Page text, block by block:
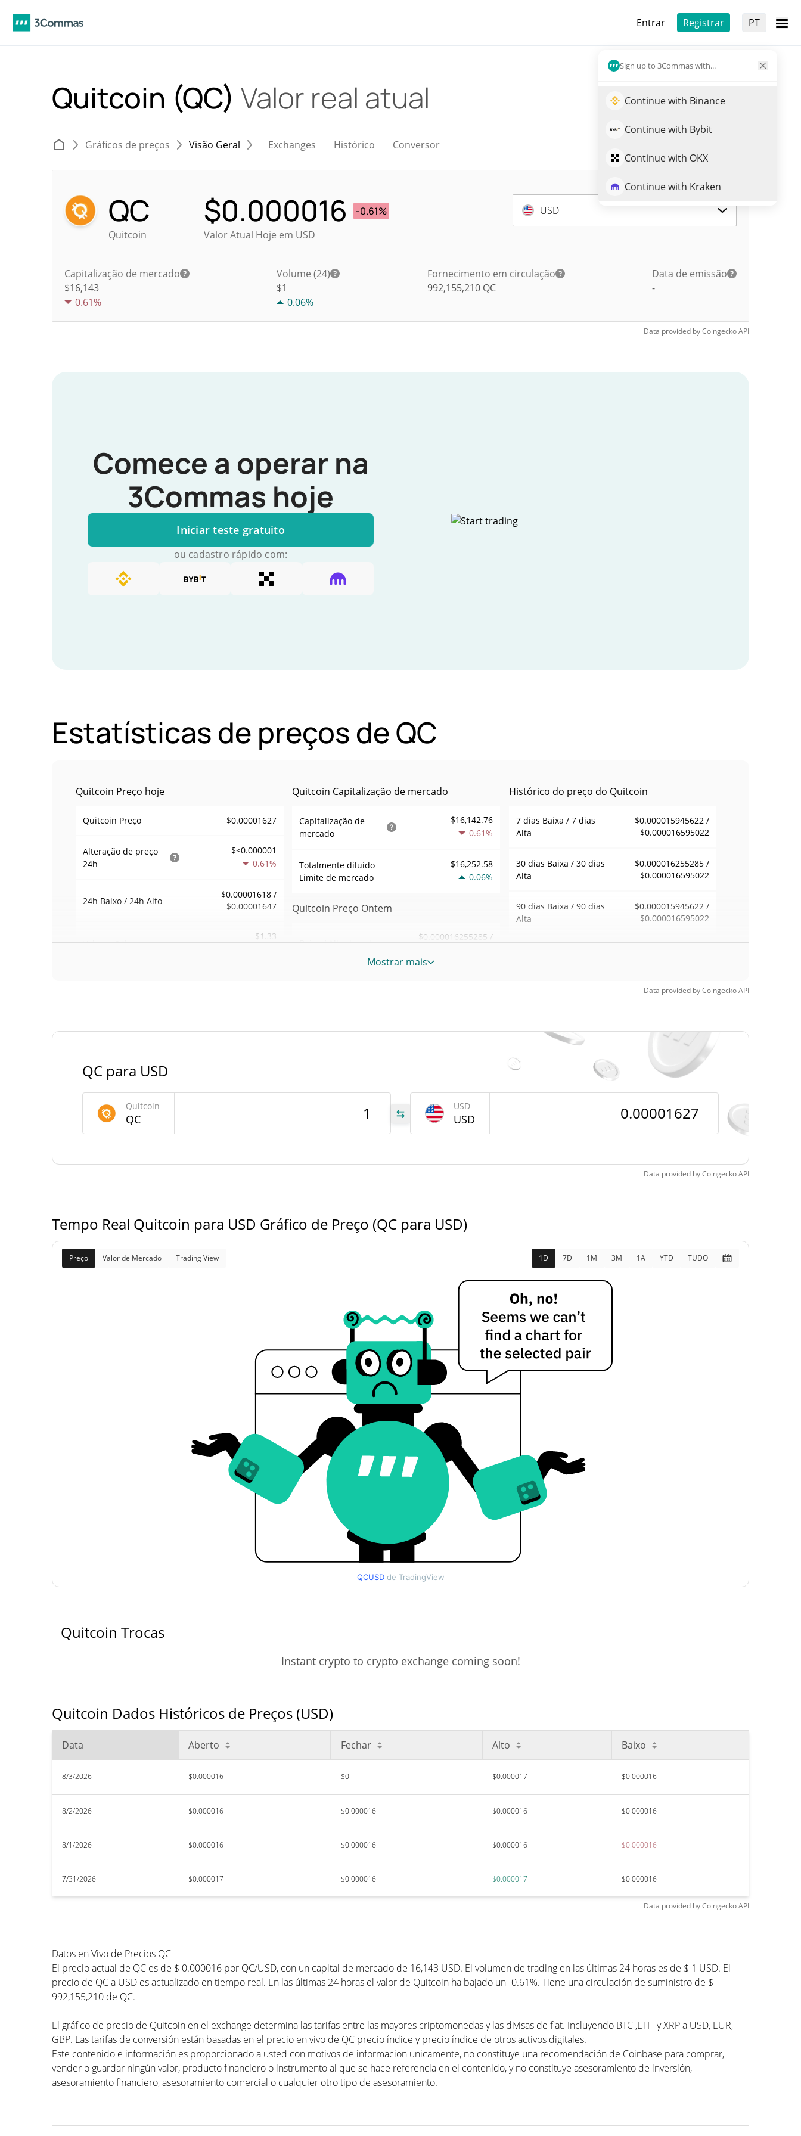
Entrar Registrar PT
Sign up to 3Commas with...
Continue with Binance
Continue with Bybit
Continue with OKX
Continue with Kraken
Quitcoin (QC) Valor real atual
Gráficos de preços Visão Geral Exchanges Histórico Conversor
QC
Quitcoin
$0.000016
-0.61%
Valor Atual Hoje em USD
USD
Capitalização de mercado
$16,143
0.61%
Volume (24)
$1
0.06%
Fornecimento em circulação
992,155,210 QC
Data de emissão
-
Data provided byCoingeckoAPI
Comece a operar na
3Commas hoje
Iniciar teste gratuito
ou cadastro rápido com:
Estatísticas de preços de QC
Quitcoin Preço hoje
Quitcoin Preço $0.00001627
Alteração de preço
24h
$<0.000001
0.61%
24h Baixo / 24h Alto
$0.00001618 /
$0.00001647
Volume24h
$1.33
Fornecimento de Quitcoin
Fornecimento em
circulação
Quitcoin Capitalização de mercado
Capitalização de
mercado
$16,142.76
0.61%
Totalmente diluído
Limite de mercado
$16,252.58
0.06%
Quitcoin Preço Ontem
Baixa / Alta de ontem
$0.000016255285 /
Histórico do preço do Quitcoin
7 dias Baixa / 7 dias
Alta
$0.000015945622 /
$0.000016595022
30 dias Baixa / 30 dias
Alta
$0.000016255285 /
$0.000016595022
90 dias Baixa / 90 dias
Alta
$0.000015945622 /
$0.000016595022
Baixa de todos os
tempos
Nov 8, 2025 (9 meses atrás)
$0.00000831
95.70%
Mostrar mais
Data provided byCoingeckoAPI
QC para USD
Quitcoin
QC
USD
USD
Data provided byCoingeckoAPI
Tempo Real Quitcoin para USD Gráfico de Preço (QC para USD)
Preço Valor de Mercado Trading View 1D 7D 1M 3M 1A YTD TUDO
QCUSD de TradingView
Quitcoin Trocas
Instant crypto to crypto exchange coming soon!
Quitcoin Dados Históricos de Preços (USD)
Data Aberto Fechar Alto Baixo
8/3/2026 $0.000016 $0 $0.000017 $0.000016
8/2/2026 $0.000016 $0.000016 $0.000016 $0.000016
8/1/2026 $0.000016 $0.000016 $0.000016 $0.000016
7/31/2026 $0.000017 $0.000016 $0.000017 $0.000016
Data provided byCoingeckoAPI
Datos en Vivo de Precios QC
El precio actual de QC es de $ 0.000016 por QC/USD, con un capital de mercado de 16,143 USD. El volumen de trading en las últimas 24 horas es de $ 1 USD. El
precio de QC a USD es actualizado en tiempo real. En las últimas 24 horas el valor de Quitcoin ha bajado un -0.61%. Tiene una circulación de suministro de $
992,155,210 de QC.
El gráfico de precio de Quitcoin en el exchange determina las tarifas entre las mayores criptomonedas y las divisas de fiat. Incluyendo BTC ,ETH y XRP a USD, EUR,
GBP. Las tarifas de conversión están basadas en el precio en vivo de QC precio índice y precio índice de otros activos digitales.
Este contenido e información es proporcionado a usted con motivos de informacion unicamente, no constituye una recomendación de Coinbase para comprar,
vender o guardar ningún valor, producto financiero o instrumento al que se hace referencia en el contenido, y no constituye asesoramiento de inversión,
asesoramiento financiero, asesoramiento comercial o cualquier otro tipo de asesoramiento.